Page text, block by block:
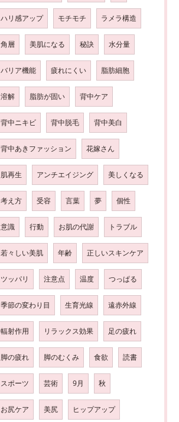
ハリ感アップ モチモチ ラメラ構造
角層 美肌になる 秘訣 水分量
バリア機能 疲れにくい 脂肪細胞
溶解 脂肪が固い 背中ケア
背中ニキビ 背中脱毛 背中美白
背中あきファッション 花嫁さん
肌再生 アンチエイジング 美しくなる
考え方 受容 言葉 夢 個性
意識 行動 お肌の代謝 トラブル
若々しい美肌 年齢 正しいスキンケア
ツッパリ 注意点 温度 つっぱる
季節の変わり目 生育光線 遠赤外線
輻射作用 リラックス効果 足の疲れ
脚の疲れ 脚のむくみ 食欲 読書
スポーツ 芸術 9月 秋
お尻ケア 美尻 ヒップアップ